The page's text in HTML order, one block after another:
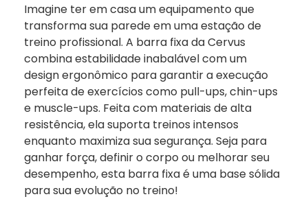
Imagine ter em casa um equipamento que
transforma sua parede em uma estação de
treino profissional. A barra fixa da Cervus
combina estabilidade inabalável com um
design ergonômico para garantir a execução
perfeita de exercícios como pull-ups, chin-ups
e muscle-ups. Feita com materiais de alta
resistência, ela suporta treinos intensos
enquanto maximiza sua segurança. Seja para
ganhar força, definir o corpo ou melhorar seu
desempenho, esta barra fixa é uma base sólida
para sua evolução no treino!